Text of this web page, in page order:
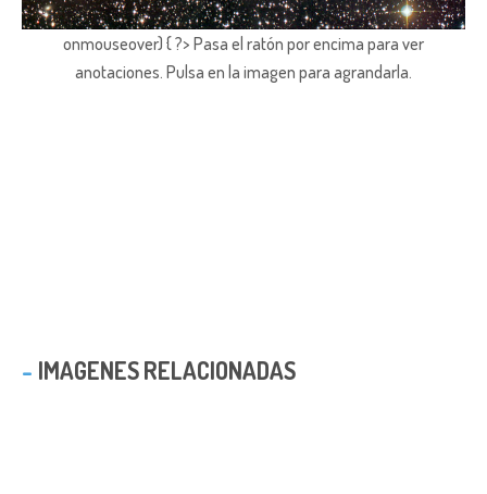
onmouseover) { ?> Pasa el ratón por encima para ver
anotaciones. Pulsa en la imagen para agrandarla.
IMAGENES RELACIONADAS